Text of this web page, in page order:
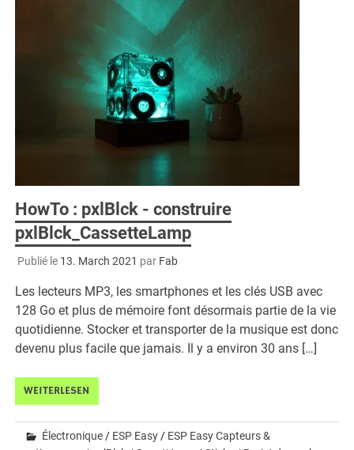
HowTo : pxlBlck - construire
pxlBlck_CassetteLamp
Publié le 13. March 2021 par Fab
Les lecteurs MP3, les smartphones et les clés USB avec
128 Go et plus de mémoire font désormais partie de la vie
quotidienne. Stocker et transporter de la musique est donc
devenu plus facile que jamais. Il y a environ 30 ans […]
WEITERLESEN
Électronique / ESP Easy / ESP Easy Capteurs &